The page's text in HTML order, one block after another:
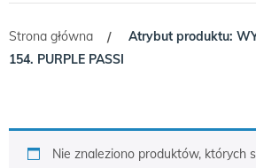
Strona główna / Atrybut produktu:
154. PURPLE PASSI
Nie znaleziono produktów, których